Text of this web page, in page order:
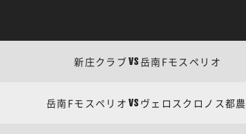
新庄クラブVS岳南Fモスペリオ
岳南Fモスペリオ VS ヴェロスクロノス都農